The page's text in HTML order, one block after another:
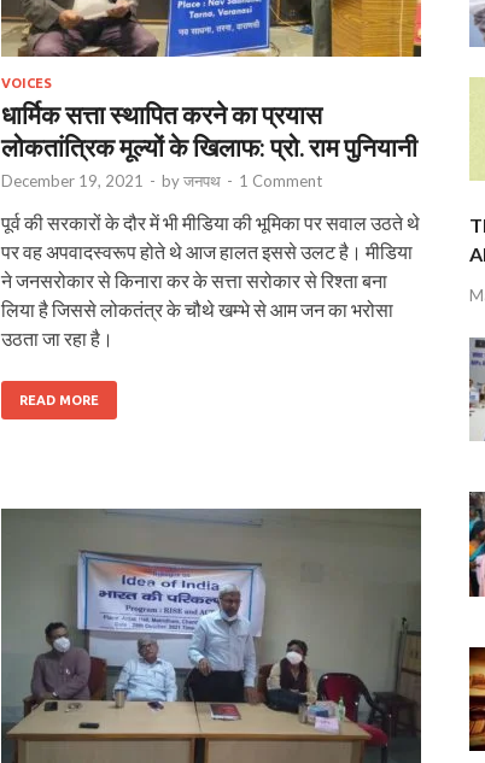
VOICES
धार्मिक सत्ता स्थापित करने का प्रयास
लोकतांत्रिक मूल्यों के खिलाफ: प्रो. राम पुनियानी
December 19, 2021 - byजनपथ - 1 Comment
पूर्व की सरकारों के दौर में भी मीडिया की भूमिका पर सवाल उठते थे
पर वह अपवादस्वरूप होते थे आज हालत इससे उलट है। मीडिया
ने जनसरोकार से किनारा कर के सत्ता सरोकार से रिश्ता बना
लिया है जिससे लोकतंत्र के चौथे खम्भे से आम जन का भरोसा
उठता जा रहा है।
READ MORE